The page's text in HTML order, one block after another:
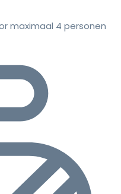
maximaal 4 personen